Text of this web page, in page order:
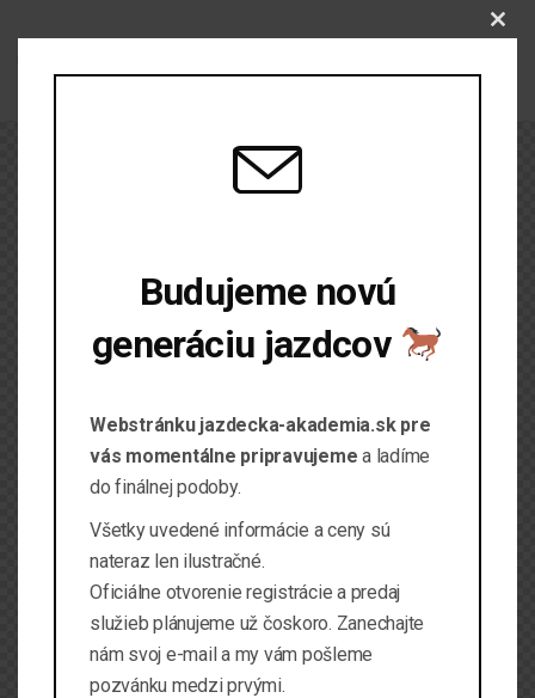
Budujeme novú
generáciu jazdcov
Webstránku jazdecka-akademia.sk pre
vás momentálne pripravujeme a ladíme
do finálnej podoby.
Všetky uvedené informácie a ceny sú
nateraz len ilustračné.
Oficiálne otvorenie registrácie a predaj
služieb plánujeme už čoskoro. Zanechajte
nám svoj e-mail a my vám pošleme
pozvánku medzi prvými.